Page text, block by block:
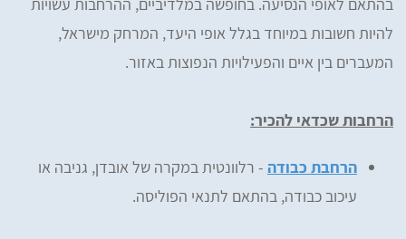
להיות חשובות במיוחד בגלל אופי היעד, המרחק מישראל,
המעברים בין איים והפעילויות הנפוצות באזור.
הרחבות שכדאי להכיר:
הרחבת כבודה - רלוונטית במקרה של אובדן, גניבה או
עיכוב כבודה, בהתאם לתנאי הפוליסה.